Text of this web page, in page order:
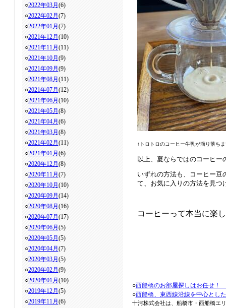
○2022年03月 (6)
○2022年02月 (7)
○2022年01月 (7)
○2021年12月 (10)
○2021年11月 (11)
○2021年10月 (9)
○2021年09月 (9)
○2021年08月 (11)
○2021年07月 (12)
○2021年06月 (10)
○2021年05月 (8)
○2021年04月 (6)
○2021年03月 (8)
○2021年02月 (11)
○2021年01月 (6)
○2020年12月 (8)
○2020年11月 (7)
○2020年10月 (10)
○2020年09月 (14)
○2020年08月 (16)
○2020年07月 (17)
○2020年06月 (5)
○2020年05月 (5)
○2020年04月 (7)
○2020年03月 (5)
○2020年02月 (9)
○2020年01月 (10)
○2019年12月 (5)
○2019年11月 (6)
↑トロトロのコーヒー牛乳が滴り落ち
以上、夏ならではのコーヒー
いずれの方法も、コーヒー豆
て、お気に入りの方法を見つ
コーヒーって本当に楽
○西船橋のお部屋探しはお任せ！
○西船橋、東西線沿線を中心とし
十河株式会社は、船橋市・西船橋エ